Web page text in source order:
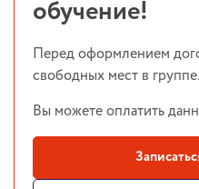
обучение!
Перед оформлением
свободных мест в группе.
Вы можете оплатить